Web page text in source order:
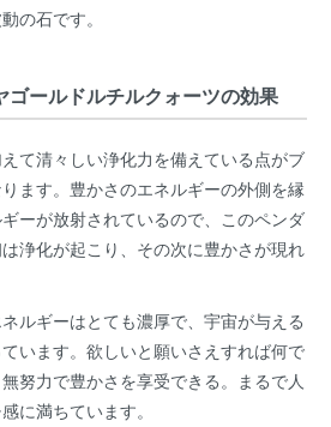
の石です。
ゴールドルチルクォーツの効果
て清々しい浄化力を備えている点がブ
ます。豊かさのエネルギーの外側を縁
ーが放射されているので、このペンダ
浄化が起こり、その次に豊かさが現れ
ルギーはとても濃厚で、宇宙が与える
います。欲しいと願いさえすれば何で
努力で豊かさを享受できる。まるで人
に満ちています。